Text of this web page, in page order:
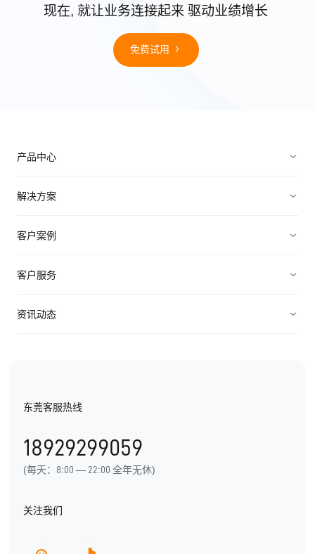
现在, 就让业务连接起来 驱动业绩增长
免费试用
产品中心
销售管理
解决方案
电子制造
客户案例
高科技
客户服务
资源中心
用户手册
资讯动态
产品动态
东莞客服热线
18929299059
(每天：8:00 — 22:00 全年无休)
关注我们